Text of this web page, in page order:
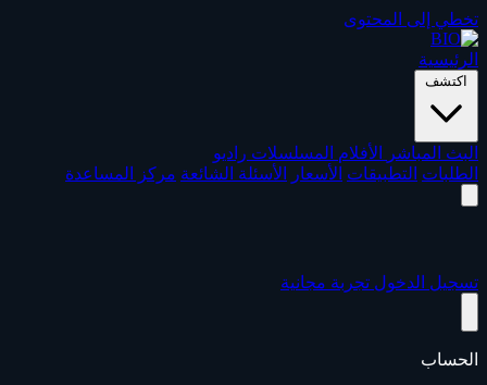
تخطي إلى المحتوى
الرئيسية
اكتشف
البث المباشر الأفلام المسلسلات راديو
الطلبات التطبيقات الأسعار الأسئلة الشائعة مركز المساعدة
تسجيل الدخول تجربة مجانية
الحساب